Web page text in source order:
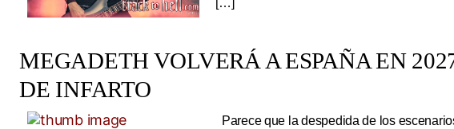
[…]
MEGADETH VOLVERÁ A ESPAÑA EN
DE INFARTO
Parece que la despedida de los